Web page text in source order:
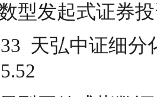
数型发起式证
天弘中证细